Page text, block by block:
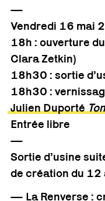
—
Vendredi 16 mai
18h : ouverture
Clara Zetkin)
18h30 : sortie
18h30 :
Julien Duporté
Entrée libre
—
Sortie d’usine
de création du
— La Renverse :